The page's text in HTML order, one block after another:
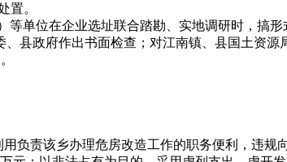
置。
单位在企业选址联合踏勘、实地调研时，搞
县政府作出书面检查；对江南镇、县国土资
责该乡办理危房改造工作的职务便利，违规